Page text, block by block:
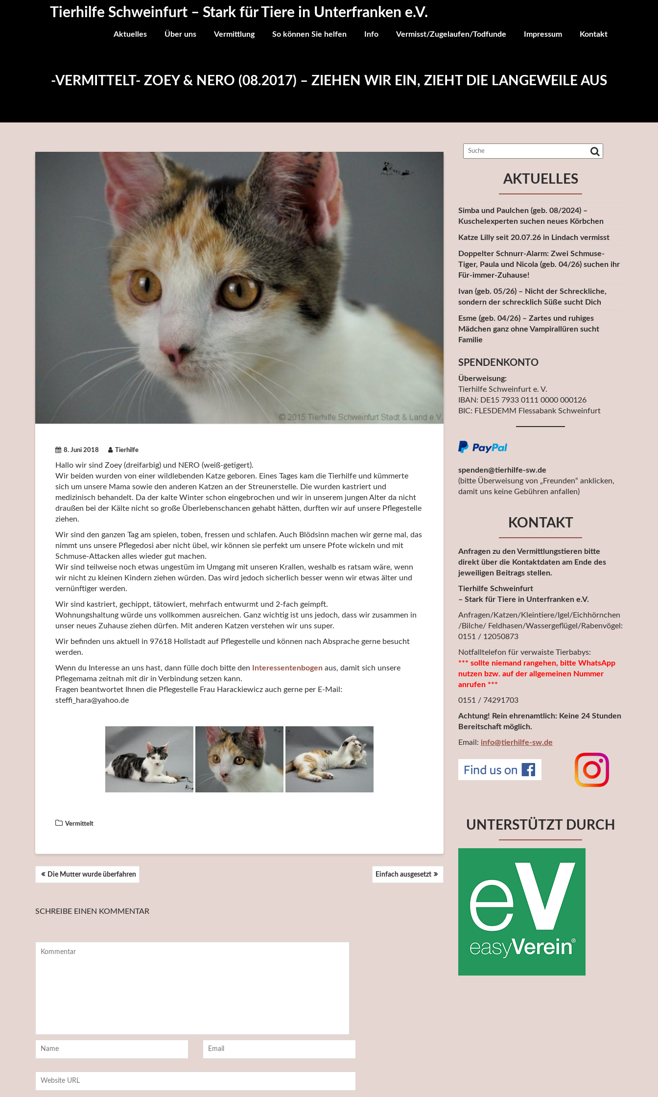
Tierhilfe Schweinfurt – Stark für Tiere in Unterfranken e.V.
Aktuelles Über uns Vermittlung So können Sie helfen Info Vermisst/Zugelaufen/Todfunde Impressum Kontakt
-VERMITTELT- ZOEY & NERO (08.2017) – ZIEHEN WIR EIN, ZIEHT DIE LANGEWEILE AUS
8. Juni 2018 Tierhilfe
Hallo wir sind Zoey (dreifarbig) und NERO (weiß-getigert).
Wir beiden wurden von einer wildlebenden Katze geboren. Eines Tages kam die Tierhilfe und kümmerte
sich um unsere Mama sowie den anderen Katzen an der Streunerstelle. Die wurden kastriert und
medizinisch behandelt. Da der kalte Winter schon eingebrochen und wir in unserem jungen Alter da nicht
draußen bei der Kälte nicht so große Überlebenschancen gehabt hätten, durften wir auf unsere Pflegestelle
ziehen.
Wir sind den ganzen Tag am spielen, toben, fressen und schlafen. Auch Blödsinn machen wir gerne mal, das
nimmt uns unsere Pflegedosi aber nicht übel, wir können sie perfekt um unsere Pfote wickeln und mit
Schmuse-Attacken alles wieder gut machen.
Wir sind teilweise noch etwas ungestüm im Umgang mit unseren Krallen, weshalb es ratsam wäre, wenn
wir nicht zu kleinen Kindern ziehen würden. Das wird jedoch sicherlich besser wenn wir etwas älter und
vernünftiger werden.
Wir sind kastriert, gechippt, tätowiert, mehrfach entwurmt und 2-fach geimpft.
Wohnungshaltung würde uns vollkommen ausreichen. Ganz wichtig ist uns jedoch, dass wir zusammen in
unser neues Zuhause ziehen dürfen. Mit anderen Katzen verstehen wir uns super.
Wir befinden uns aktuell in 97618 Hollstadt auf Pflegestelle und können nach Absprache gerne besucht
werden.
Wenn du Interesse an uns hast, dann fülle doch bitte den
Interessentenbogen aus, damit sich unsere
Pflegemama zeitnah mit dir in Verbindung setzen kann.
Fragen beantwortet Ihnen die Pflegestelle Frau Harackiewicz auch gerne per E-Mail:
steffi_hara@yahoo.de
Vermittelt
BEITRAGSNAVIGATION
Die Mutter wurde überfahren Einfach ausgesetzt
SCHREIBE EINEN KOMMENTAR
AKTUELLES
Simba und Paulchen (geb. 08/2024) –
Kuschelexperten suchen neues Körbchen
Katze Lilly seit 20.07.26 in Lindach vermisst
Doppelter Schnurr-Alarm: Zwei Schmuse-
Tiger, Paula und Nicola (geb. 04/26) suchen ihr
Für-immer-Zuhause!
Ivan (geb. 05/26) – Nicht der Schreckliche,
sondern der schrecklich Süße sucht Dich
Esme (geb. 04/26) – Zartes und ruhiges
Mädchen ganz ohne Vampirallüren sucht
Familie
SPENDENKONTO
Überweisung:
Tierhilfe Schweinfurt e. V.
IBAN: DE15 7933 0111 0000 000126
BIC: FLESDEMM Flessabank Schweinfurt
spenden@tierhilfe-sw.de
(bitte Überweisung von „Freunden“ anklicken,
damit uns keine Gebühren anfallen)
KONTAKT
Anfragen zu den Vermittlungstieren bitte
direkt über die Kontaktdaten am Ende des
jeweiligen Beitrags stellen.
Tierhilfe Schweinfurt
– Stark für Tiere in Unterfranken e.V.
Anfragen/Katzen/Kleintiere/Igel/Eichhörnchen
/Bilche/ Feldhasen/Wassergeflügel/Rabenvögel:
0151 / 12050873
Notfalltelefon für verwaiste Tierbabys:
*** sollte niemand rangehen, bitte WhatsApp
nutzen bzw. auf der allgemeinen Nummer
anrufen ***
0151 / 74291703
Achtung! Rein ehrenamtlich: Keine 24 Stunden
Bereitschaft möglich.
Email: info@tierhilfe-sw.de
UNTERSTÜTZT DURCH